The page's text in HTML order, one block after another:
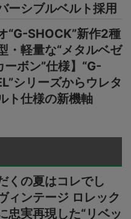
ーシブルベルト採用
“G-SHOCK”新作2種
・軽量な“メタルベゼ
ボン”仕様】“G-
シリーズからウレタ
ト仕様の新機軸
くの夏はコレでし
ィンテージ ロレック
忠実再現した“リベッ